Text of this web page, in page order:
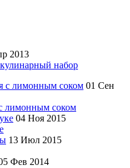
2013
набор
01 Сен
лимонным соком
04 Ноя 2015
13 Июл 2015
Фев 2014